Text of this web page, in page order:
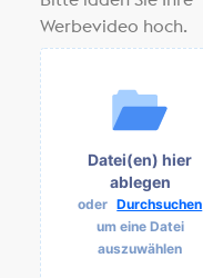
Werbevideo hoch.
Datei(en) hier
ablegen
oder Durchsuchen
um eine Datei
auszuwählen